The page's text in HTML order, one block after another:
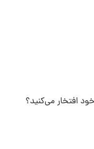
افتخار می‌کنید؟